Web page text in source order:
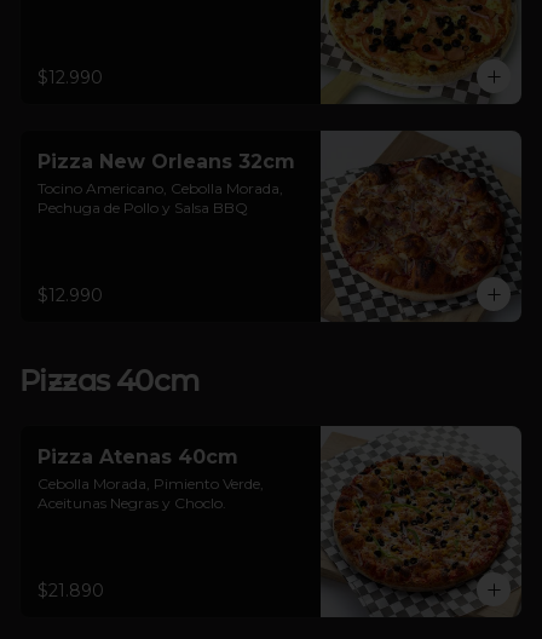
$12.990
Pizza New Orleans 32cm
Tocino Americano, Cebolla Morada,
Pechuga de Pollo y Salsa BBQ
$12.990
Pizzas 40cm
Pizza Atenas 40cm
Cebolla Morada, Pimiento Verde,
Aceitunas Negras y Choclo.
$21.890